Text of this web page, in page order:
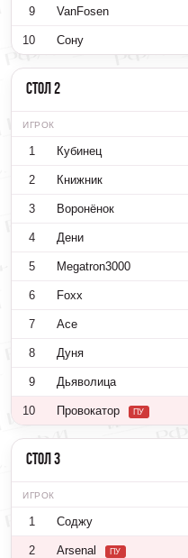
9 VanFosen
10 Сону
Стол 2
ИГРОК
1 Кубинец
2 Книжник
3 Воронёнок
4 Дени
5 Megatron3000
6 Foxx
7 Ace
8 Дуня
9 Дьяволица
10 Провокатор ПУ
Стол 3
ИГРОК
1 Соджу
2 Arsenal ПУ